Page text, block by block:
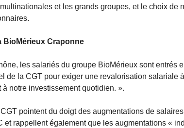
et les grands groupes, et le choix de
BioMérieux Craponne
les salariés du groupe BioMérieux sont entrés
de la CGT pour exiger une revalorisation salariale
notre investissement quotidien. ».
pointent du doigt des augmentations de
et rappellent également que les augmentations «